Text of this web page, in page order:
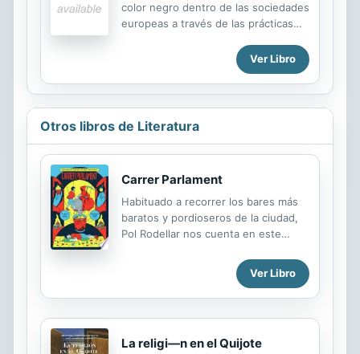
color negro dentro de las sociedades
europeas a través de las prácticas
valor simbólico y ambivalente del
Ver Libro
Otros libros de Literatura
Carrer Parlament
Habituado a recorrer los bares más
baratos y pordioseros de la ciudad,
Pol Rodellar nos cuenta en este
probablemente la calle barcelonesa
más entregada a la gentrificación.
aguacate, yayos desahuciados,
Ver Libro
La religi—n en el Quijote